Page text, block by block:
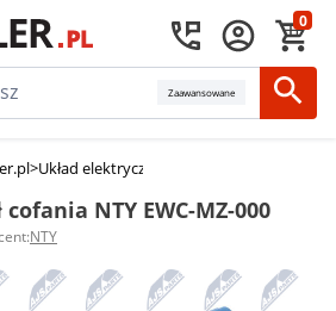
0
Zaawansowane
>Układ elektryczny, zapłon
NTY EWC-MZ-000
NTY